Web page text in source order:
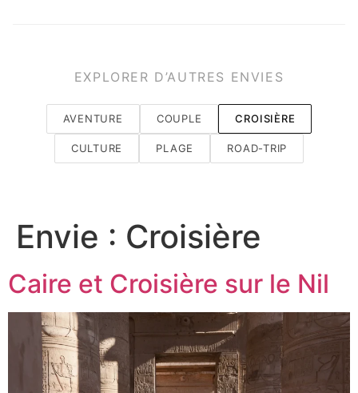
EXPLORER D’AUTRES ENVIES
AVENTURE COUPLE CROISIÈRE
CULTURE PLAGE ROAD-TRIP
Envie : Croisière
Caire et Croisière sur le Nil